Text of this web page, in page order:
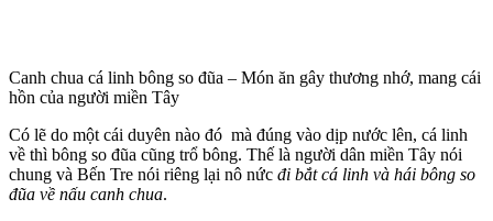
Canh chua cá linh bông so đũa – Món ăn gây thương nhớ, mang cái
hồn của người miền Tây
Có lẽ do một cái duyên nào đó mà đúng vào dịp nước lên, cá linh
về thì bông so đũa cũng trổ bông. Thế là người dân miền Tây nói
chung và Bến Tre nói riêng lại nô nức đi bắt cá linh và hái bông so
đũa về nấu canh chua.